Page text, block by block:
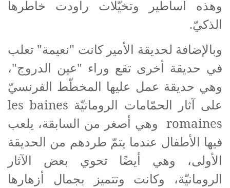
وهذه أساطير وتخيّلات راودت خاطرها
الذكيّ.
وبالإضافة لحديقة الأمير كانت "نعيمة" تعلب
في حديقة أخرى تقع وراء "عين الدروج"،
وهي حديقة عمل عليها المخطّط الفرنسيّ
على آثار الحمّامات الرومانيّة les baines
romaines وهي أصغر من السابقة، يلعب
فيها الأطفال عندما يتمّ طردهم من الحديقة
الأولى، وهي أيضًا تحوي بعض الآثار
الرومانيّة، وكانت وتتميز بجمال أزهارها